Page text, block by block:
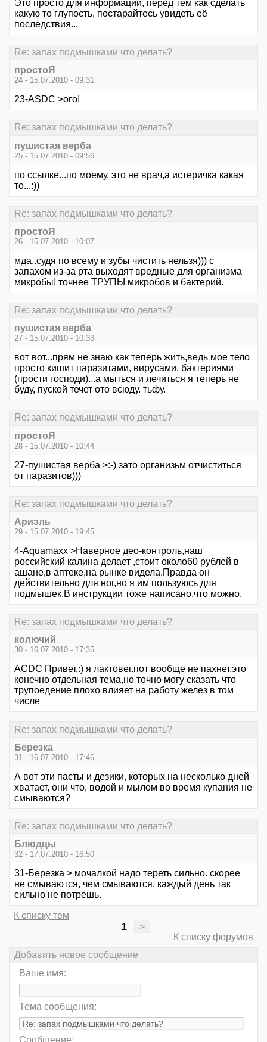
Это просто для информации, перед тем как сделать
какую то глупость, постарайтесь увидеть её
последствия...
Re: запах подмышками что делать?
простоЯ
24 - 15.07.2010 - 09:31
23-ASDC >ого!
Re: запах подмышками что делать?
пушистая верба
25 - 15.07.2010 - 09:56
по ссылке...по моему, это не врач,а истеричка какая
то...:))
Re: запах подмышками что делать?
простоЯ
26 - 15.07.2010 - 10:07
мда..судя по всему и зубы чистить нельзя))) с
запахом из-за рта выходят вредные для организма
микробы! точнее ТРУПЫ микробов и бактерий.
Re: запах подмышками что делать?
пушистая верба
27 - 15.07.2010 - 10:33
вот вот...прям не знаю как теперь жить,ведь мое тело
просто кишит паразитами, вирусами, бактериями
(прости господи)...а мыться и лечиться я теперь не
буду, пуской течет ото всюду. тьфу.
Re: запах подмышками что делать?
простоЯ
28 - 15.07.2010 - 10:44
27-пушистая верба >:-) зато организьм отчиститься
от паразитов)))
Re: запах подмышками что делать?
Ариэль
29 - 15.07.2010 - 19:45
4-Aquamaxx >Наверное део-контроль,наш
российский калина делает ,стоит около60 рублей в
ашане,в аптеке,на рынке видела.Правда он
действительно для ног,но я им пользуюсь для
подмышек.В инструкции тоже написано,что можно.
Re: запах подмышками что делать?
колючий
30 - 16.07.2010 - 17:35
АСDC Привет.:) я лактовег.пот вообще не пахнет.это
конечно отдельная тема,но точно могу сказать что
трупоедение плохо влияет на работу желез в том
числе
Re: запах подмышками что делать?
Березка
31 - 16.07.2010 - 17:46
А вот эти пасты и дезики, которых на несколько дней
хватает, они что, водой и мылом во время купания не
смываются?
Re: запах подмышками что делать?
Блюдцы
32 - 17.07.2010 - 16:50
31-Березка > мочалкой надо тереть сильно. скорее
не смываются, чем смываются. каждый день так
сильно не потрешь.
К списку тем
1
>
К списку форумов
Добавить новое сообщение
Ваше имя:
Тема сообщения:
Сообщение: